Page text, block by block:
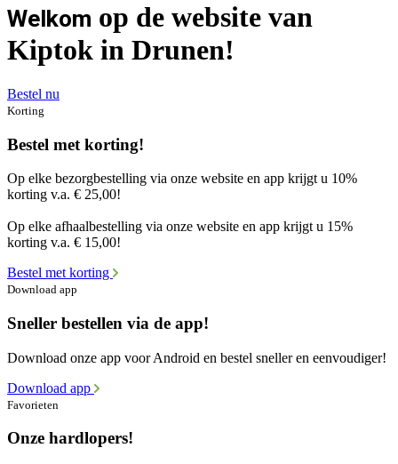
Welkom op de website van
Kiptok in Drunen!
Bestel nu
Korting
Bestel met korting!
Op elke bezorgbestelling via onze website en app krijgt u 10%
korting v.a. € 25,00!
Op elke afhaalbestelling via onze website en app krijgt u 15%
korting v.a. € 15,00!
Bestel met korting
Download app
Sneller bestellen via de app!
Download onze app voor Android en bestel sneller en eenvoudiger!
Download app
Favorieten
Onze hardlopers!